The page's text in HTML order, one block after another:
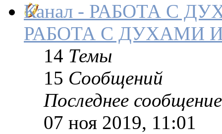
Канал - РАБОТА С
РАБОТА С ДУХАМИ
14 Темы
15 Сообщений
Последнее сообщение
07 ноя 2019, 11:01